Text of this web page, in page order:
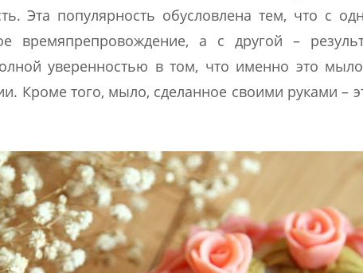
Эта популярность обусловлена тем, что с
времяпрепровождение, а с другой –
уверенностью в том, что именно это
Кроме того, мыло, сделанное своими руками –